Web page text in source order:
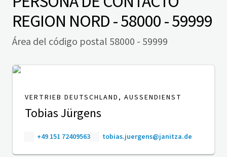
REGION NORD - 58000 - 59999
Área del código postal 58000 - 59999
VERTRIEB DEUTSCHLAND, AUSSENDIENST
Tobias Jürgens
+49 151 72409563 tobias.juergens@janitza.de